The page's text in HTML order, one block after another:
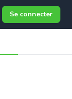
Se connecter